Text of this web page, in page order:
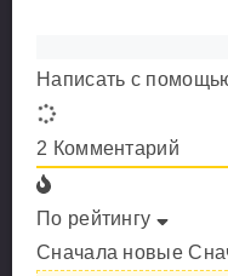
Написать с
2 Комментарий
По рейтингу
Сначала новые